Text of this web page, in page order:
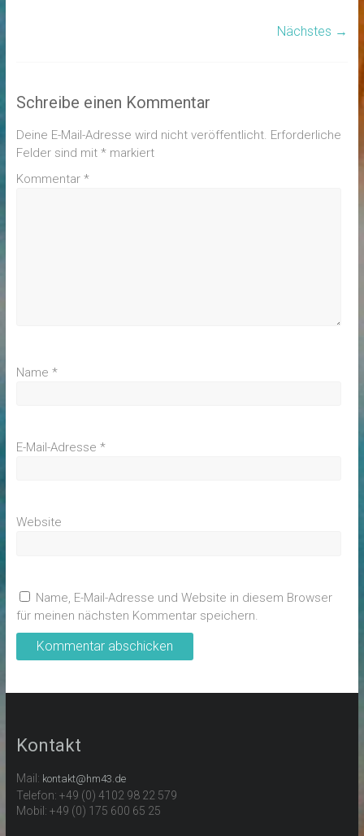
Nächstes →
Schreibe einen Kommentar
Deine E-Mail-Adresse wird nicht veröffentlicht. Erforderliche
Felder sind mit *markiert
Kommentar *
Name *
E-Mail-Adresse *
Website
Name, E-Mail-Adresse und Website in diesem Browser
für meinen nächsten Kommentar speichern.
Kontakt
Mail: kontakt@hm43.de
Telefon: +49 (0) 4102 98 22 579
Mobil: +49 (0) 175 600 65 25